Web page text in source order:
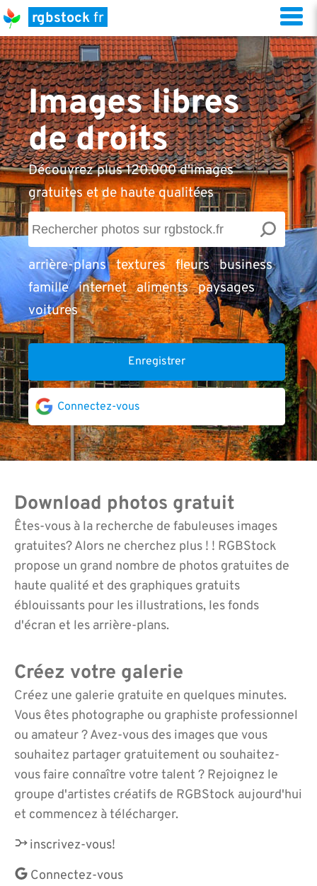
rgbstockfr
Images libres
de droits
Découvrez plus 120.000 d'images
gratuites et de haute qualitées
arrière-plans textures fleurs business
famille internet aliments paysages
voitures
Enregistrer
Connectez-vous
Download photos gratuit
Êtes-vous à la recherche de fabuleuses images
gratuites? Alors ne cherchez plus ! ! RGBStock
propose un grand nombre de photos gratuites de
haute qualité et des graphiques gratuits
éblouissants pour les illustrations, les fonds
d'écran et les arrière-plans.
Créez votre galerie
Créez une galerie gratuite en quelques minutes.
Vous êtes photographe ou graphiste professionnel
ou amateur ? Avez-vous des images que vous
souhaitez partager gratuitement ou souhaitez-
vous faire connaître votre talent ? Rejoignez le
groupe d'artistes créatifs de RGBStock aujourd'hui
et commencez à télécharger.
inscrivez-vous!
Connectez-vous